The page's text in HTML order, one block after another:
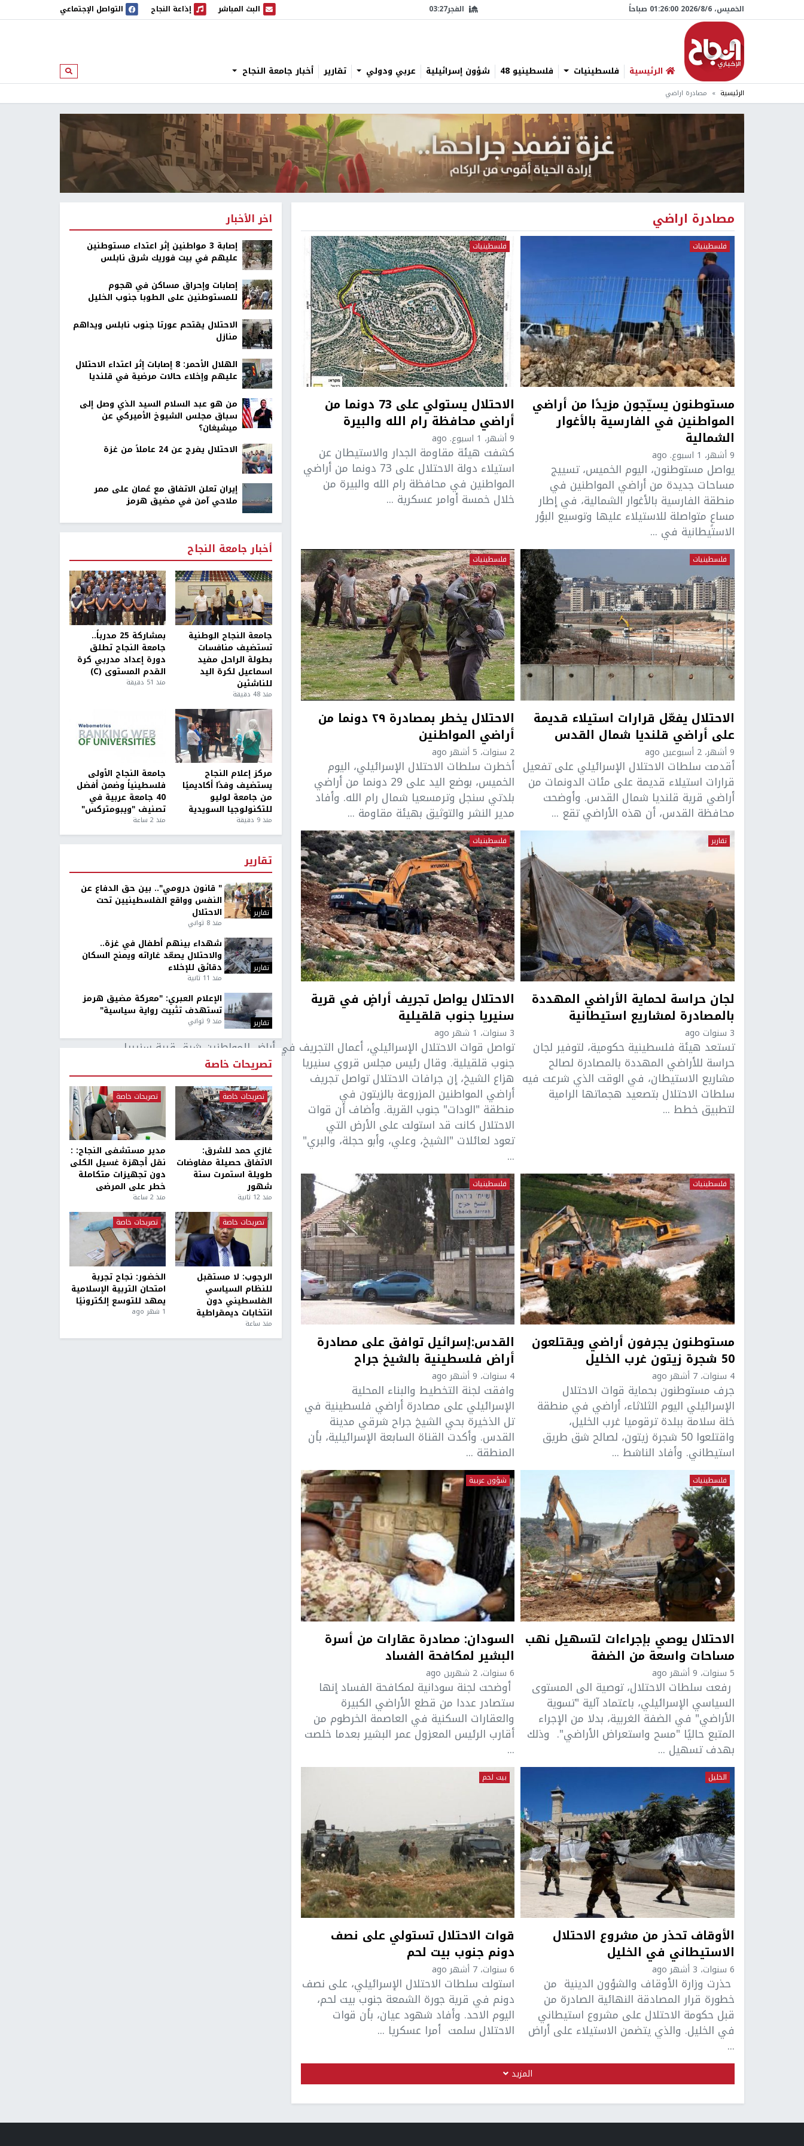
الخميس، 6/‏8/‏2026 01:26:01 صباحاً الفجر03:27 البث المباشر
البث المباشر إذاعة النجاح
إذاعة النجاح التواصل الإجتماعي
الرئيسية فلسطينيات فلسطينيو 48 شؤون إسرائيلية عربي ودولي تقارير أخبار جامعة النجاح ابحث
الرئيسية مصادرة اراضي
مصادرة اراضي
فلسطينيات
مستوطنون يسيّجون مزيدًا من أراضي
المواطنين في الفارسية بالأغوار
الشمالية
9 أشهر، 1 اسبوع. ago
يواصل مستوطنون، اليوم الخميس، تسييج
مساحات جديدة من أراضي المواطنين في
منطقة الفارسية بالأغوار الشمالية، في إطار
مساعٍ متواصلة للاستيلاء عليها وتوسيع البؤر
الاستيطانية في ...
فلسطينيات
الاحتلال يستولي على 73 دونما من
أراضي محافظة رام الله والبيرة
9 أشهر، 1 اسبوع. ago
كشفت هيئة مقاومة الجدار والاستيطان عن
استيلاء دولة الاحتلال على 73 دونما من أراضي
المواطنين في محافظة رام الله والبيرة من
خلال خمسة أوامر عسكرية ...
فلسطينيات
الاحتلال يفعّل قرارات استيلاء قديمة
على أراضي قلنديا شمال القدس
9 أشهر، 2 أسبوعين ago
أقدمت سلطات الاحتلال الإسرائيلي على تفعيل
قرارات استيلاء قديمة على مئات الدونمات من
أراضي قرية قلنديا شمال القدس. وأوضحت
محافظة القدس، أن هذه الأراضي تقع ...
فلسطينيات
الاحتلال يخطر بمصادرة ٢٩ دونما من
أراضي المواطنين
2 سنوات، 5 أشهر ago
أخطرت سلطات الاحتلال الإسرائيلي، اليوم
الخميس، بوضع اليد على 29 دونما من أراضي
بلدتي سنجل وترمسعيا شمال رام الله. وأفاد
مدير النشر والتوثيق بهيئة مقاومة ...
تقارير
لجان حراسة لحماية الأراضي المهددة
بالمصادرة لمشاريع استيطانية
3 سنوات ago
تستعد هيئة فلسطينية حكومية، لتوفير لجان
حراسة للأراضي المهددة بالمصادرة لصالح
مشاريع الاستيطان، في الوقت الذي شرعت فيه
سلطات الاحتلال بتصعيد هجماتها الرامية
لتطبيق خطط ...
فلسطينيات
الاحتلال يواصل تجريف أراضٍ في قرية
سنيريا جنوب قلقيلية
3 سنوات، 1 شهر ago
تواصل قوات الاحتلال الإسرائيلي، أعمال التجريف في أراضٍ للمواطنين شرق قرية سنيريا،
جنوب قلقيلية. وقال رئيس مجلس قروي سنيريا
هزاع الشيخ، إن جرافات الاحتلال تواصل تجريف
أراضي المواطنين المزروعة بالزيتون في
منطقة "الودات" جنوب القرية. وأضاف أن قوات
الاحتلال كانت قد استولت على الأرض التي
تعود لعائلات "الشيخ، وعلي، وأبو حجلة، والبري"
...
فلسطينيات
مستوطنون يجرفون أراضي ويقتلعون
50 شجرة زيتون غرب الخليل
4 سنوات، 7 أشهر ago
جرف مستوطنون بحماية قوات الاحتلال
الإسرائيلي اليوم الثلاثاء، أراضي في منطقة
خلة سلامة ببلدة ترقوميا غرب الخليل،
واقتلعوا 50 شجرة زيتون، لصالح شق طريق
استيطاني. وأفاد الناشط ...
فلسطينيات
القدس:إسرائيل توافق على مصادرة
أراض فلسطينية بالشيخ جراح
4 سنوات، 9 أشهر ago
وافقت لجنة التخطيط والبناء المحلية
الإسرائيلي على مصادرة أراضي فلسطينية في
تل الذخيرة بحي الشيخ جراح شرقي مدينة
القدس. وأكدت القناة السابعة الإسرائيلية، بأن
المنطقة ...
فلسطينيات
الاحتلال يوصي بإجراءات لتسهيل نهب
مساحات واسعة من الضفة
5 سنوات، 9 أشهر ago
رفعت سلطات الاحتلال، توصية الى المستوى
السياسي الإسرائيلي، باعتماد آلية "تسوية
الأراضي" في الضفة الغربية، بدلا من الإجراء
المتبع حاليًا "مسح واستعراض الأراضي". وذلك
بهدف تسهيل ...
شؤون عربية
السودان: مصادرة عقارات من أسرة
البشير لمكافحة الفساد
6 سنوات، 2 شهرين ago
أوضحت لجنة سودانية لمكافحة الفساد إنها
ستصادر عددا من قطع الأراضي الكبيرة
والعقارات السكنية في العاصمة الخرطوم من
أقارب الرئيس المعزول عمر البشير بعدما خلصت
...
الخليل
الأوقاف تحذر من مشروع الاحتلال
الاستيطاني في الخليل
6 سنوات، 3 أشهر ago
حذرت وزارة الأوقاف والشؤون الدينية من
خطورة قرار المصادقة النهائية الصادرة من
قبل حكومة الاحتلال على مشروع استيطاني
في الخليل. والذي يتضمن الاستيلاء على أراض
...
بيت لحم
قوات الاحتلال تستولي على نصف
دونم جنوب بيت لحم
6 سنوات، 7 أشهر ago
استولت سلطات الاحتلال الإسرائيلي، على نصف
دونم في قرية جورة الشمعة جنوب بيت لحم،
اليوم الاحد. وأفاد شهود عيان، بأن قوات
الاحتلال سلمت أمرا عسكريا ...
المزيد
اخر الأخبار
إصابة 3 مواطنين إثر اعتداء مستوطنين
عليهم في بيت فوريك شرق نابلس
إصابات وإحراق مساكن في هجوم
للمستوطنين على الطوبا جنوب الخليل
الاحتلال يقتحم عورتا جنوب نابلس ويداهم
منازل
الهلال الأحمر: 8 إصابات إثر اعتداء الاحتلال
عليهم وإخلاء حالات مرضية في قلنديا
من هو عبد السلام السيد الذي وصل إلى
سباق مجلس الشيوخ الأميركي عن
ميشيغان؟
الاحتلال يفرج عن 24 عاملاً من غزة
إيران تعلن الاتفاق مع عُمان على ممر
ملاحي آمن في مضيق هرمز
أخبار جامعة النجاح
جامعة النجاح الوطنية
تستضيف منافسات
بطولة الراحل مفيد
اسماعيل لكرة اليد
للناشئين
منذ 48 دقيقة
بمشاركة 25 مدرباً..
جامعة النجاح تطلق
دورة إعداد مدربي كرة
القدم المستوى (C)
منذ 51 دقيقة
مركز إعلام النجاح
يستضيف وفدًا أكاديميًا
من جامعة لوليو
للتكنولوجيا السويدية
منذ 9 دقيقة
جامعة النجاح الأولى
فلسطينياً وضمن أفضل
40 جامعة عربية في
تصنيف "ويبومتركس"
منذ 2 ساعة
تقارير
تقارير
" قانون درومي".. بين حق الدفاع عن
النفس وواقع الفلسطينيين تحت
الاحتلال
منذ 8 ثواني
تقارير
شهداء بينهم أطفال في غزة..
والاحتلال يصعّد غاراته ويمنح السكان
دقائق للإخلاء
منذ 11 ثانية
تقارير
الإعلام العبري: "معركة مضيق هرمز
تستهدف تثبيت رواية سياسية"
منذ 9 ثواني
تصريحات خاصة
تصريحات خاصة
غازي حمد للشرق:
الاتفاق حصيلة مفاوضات
طويلة استمرت ستة
شهور
منذ 12 ثانية
تصريحات خاصة
مدير مستشفى النجاح: :
نقل أجهزة غسيل الكلى
دون تجهيزات متكاملة
خطر على المرضى
منذ 2 ساعة
تصريحات خاصة
الرجوب: لا مستقبل
للنظام السياسي
الفلسطيني دون
انتخابات ديمقراطية
منذ ساعة
تصريحات خاصة
الخضور: نجاح تجربة
امتحان التربية الإسلامية
يمهد للتوسع إلكترونيًا
1 شهر ago